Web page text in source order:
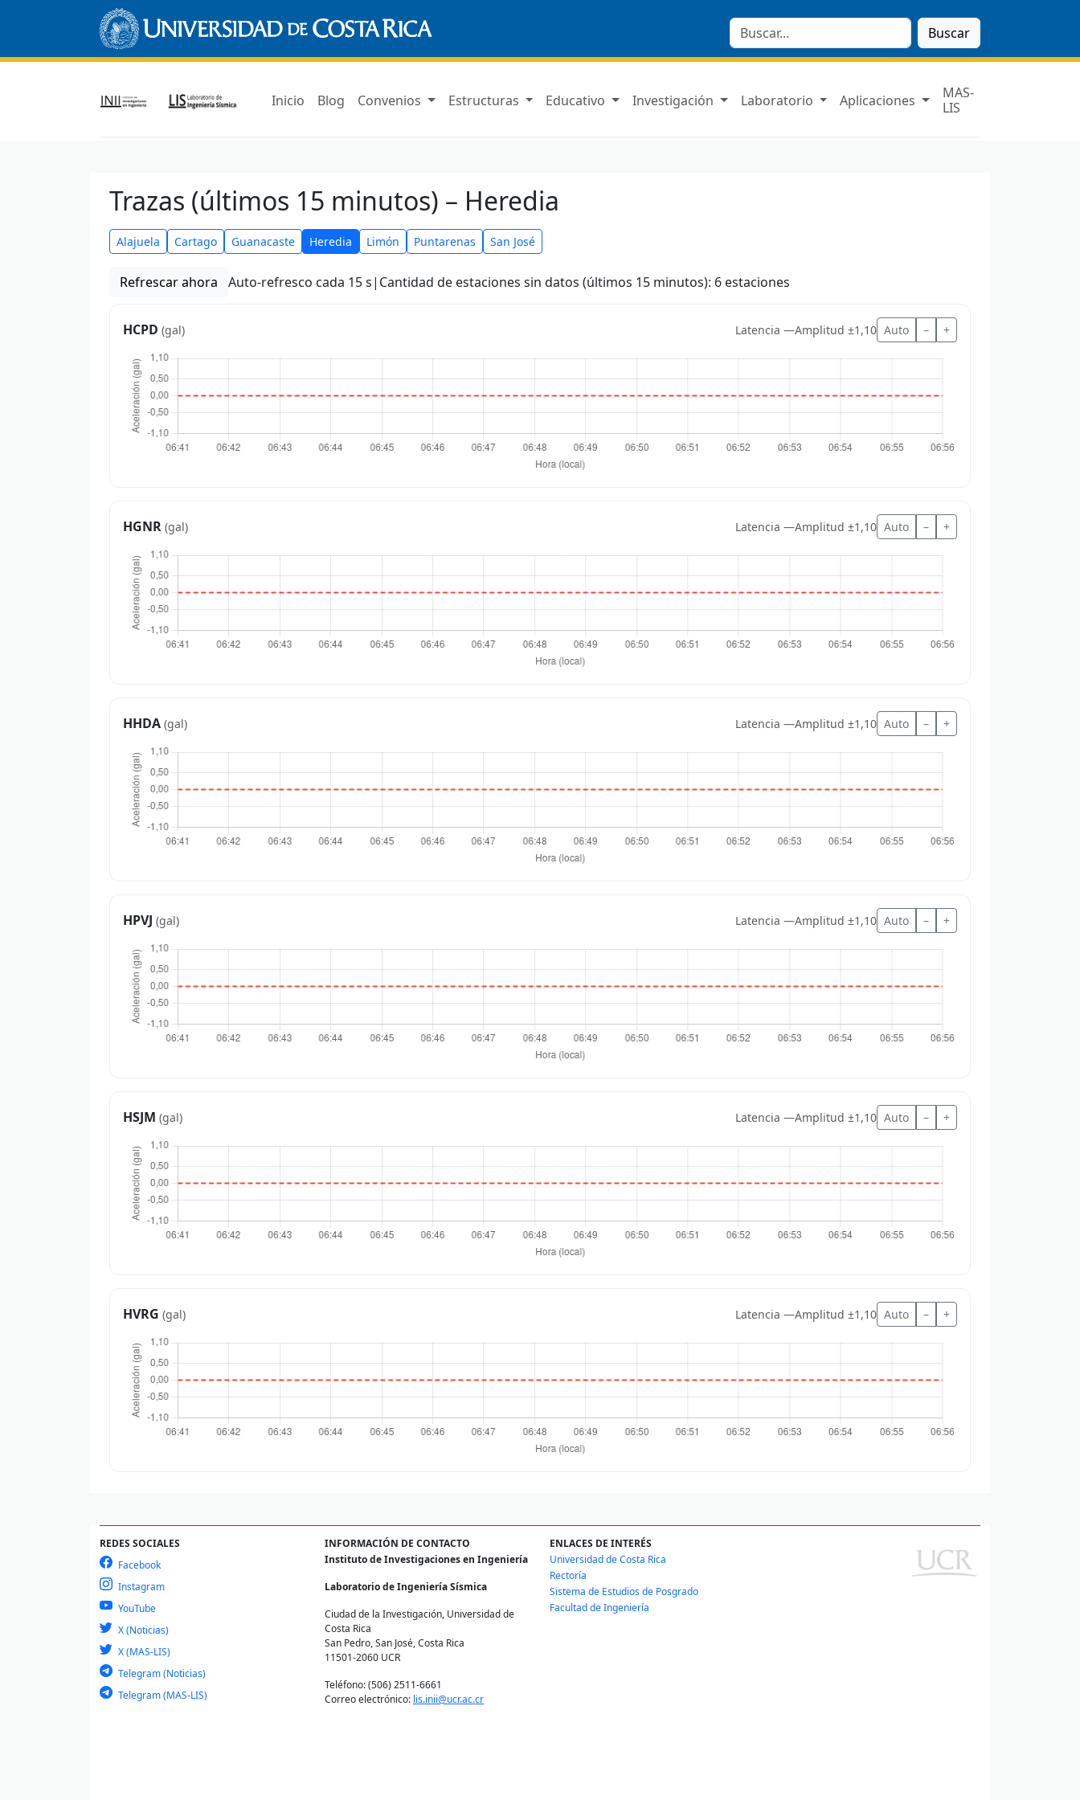
Buscar
Inicio Blog Convenios Estructuras Educativo Investigación Laboratorio Aplicaciones
MAS-
LIS
Trazas (últimos 15 minutos) – Heredia
Alajuela Cartago Guanacaste Heredia Limón Puntarenas San José
Refrescar ahora Auto-refresco cada 15 s| Cantidad de estaciones sin datos (últimos 15 minutos): 6 estaciones
HCPD (gal) Latencia —Amplitud ±1,10 Auto – +
HGNR (gal) Latencia —Amplitud ±1,10 Auto – +
HHDA (gal) Latencia —Amplitud ±1,10 Auto – +
HPVJ (gal) Latencia —Amplitud ±1,10 Auto – +
HSJM (gal) Latencia —Amplitud ±1,10 Auto – +
HVRG (gal) Latencia —Amplitud ±1,10 Auto – +
REDES SOCIALES
Facebook
Instagram
YouTube
X (Noticias)
X (MAS-LIS)
Telegram (Noticias)
Telegram (MAS-LIS)
INFORMACIÓN DE CONTACTO
Instituto de Investigaciones en Ingeniería
Laboratorio de Ingeniería Sísmica
Ciudad de la Investigación, Universidad de
Costa Rica
San Pedro, San José, Costa Rica
11501-2060 UCR
Teléfono: (506) 2511-6661
Correo electrónico: lis.inii@ucr.ac.cr
ENLACES DE INTERÉS
Universidad de Costa Rica
Rectoría
Sistema de Estudios de Posgrado
Facultad de Ingeniería